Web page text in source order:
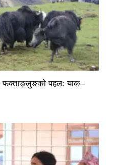
फक्ताङ्लुङको पहल: याक–